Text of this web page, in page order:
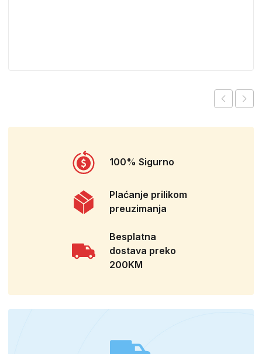
100% Sigurno
Plaćanje prilikom
preuzimanja
Besplatna
dostava preko
200KM